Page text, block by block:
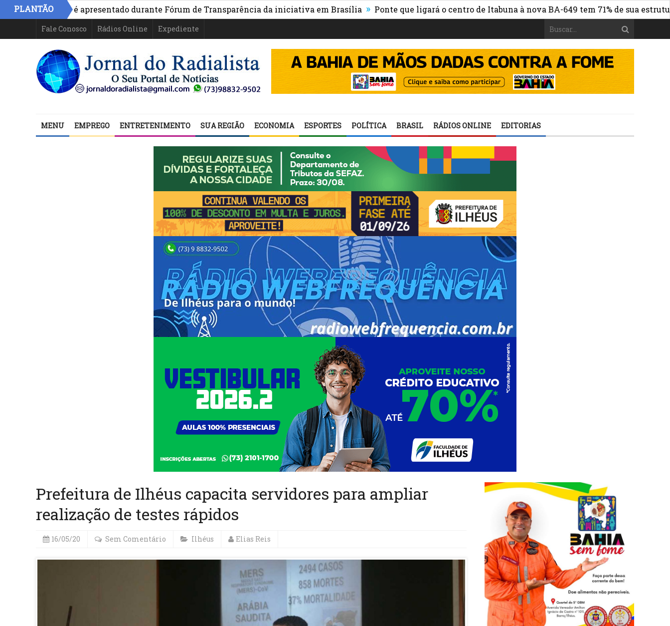
PLANTÃO
na Bahia é apresentado durante Fórum de Transparência da iniciativa em Brasília » Ponte que ligará o centro de Itabuna à nova BA-649 tem 71% de sua estrutura de
Fale Conosco Rádios Online Expediente
MENU EMPREGO ENTRETENIMENTO SUA REGIÃO ECONOMIA ESPORTES POLÍTICA BRASIL RÁDIOS ONLINE EDITORIAS
Prefeitura de Ilhéus capacita servidores para ampliar
realização de testes rápidos
16/05/20 Sem Comentário Ilhéus Elias Reis